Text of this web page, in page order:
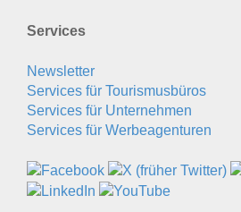
Services
Newsletter
Services für Tourismusbüros
Services für Unternehmen
Services für Werbeagenturen